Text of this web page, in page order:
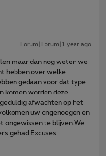
Forum|Forum|1 year ago
maar dan nog weten we
hebben over welke
gedaan voor dat type
komen worden deze
afwachten op het
uw ongenoegen en
ongewissen te blijven.We
gehad.Excuses